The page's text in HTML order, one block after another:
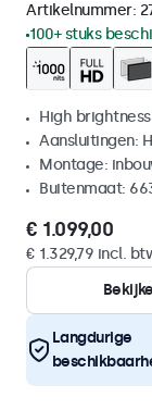
Artikelnummer:
100+ stuks
High
Aansluitingen:
Montage:
Buitenmaat:
€ 1.099,00
€ 1.329,79 incl.
Langdurige